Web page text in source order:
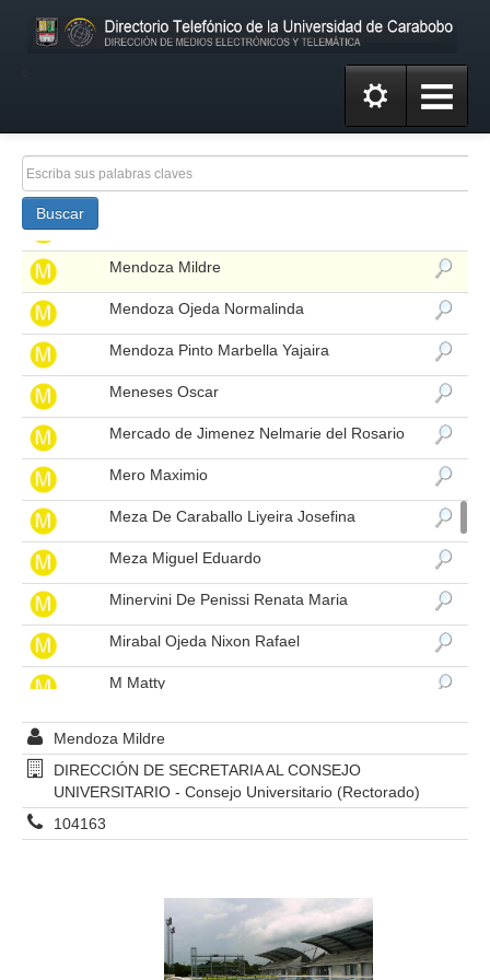
Buscar
Melendez Mario
Mendoza Alubis
Mendoza Mildre
Mendoza Ojeda Normalinda
Mendoza Pinto Marbella Yajaira
Meneses Oscar
Mercado de Jimenez Nelmarie del Rosario
Mero Maximio
Meza De Caraballo Liyeira Josefina
Meza Miguel Eduardo
Minervini De Penissi Renata Maria
Mirabal Ojeda Nixon Rafael
M Matty
Molleja Solsano Yudith Josefina
Monagas Marquez Eva Elena
Moncada Moreno Yazmin Carolina
Montero Lolybet
Montero Olivo Duberlis Berenice
Mendoza Mildre
DIRECCIÓN DE SECRETARIA AL CONSEJO
UNIVERSITARIO - Consejo Universitario (Rectorado)
104163